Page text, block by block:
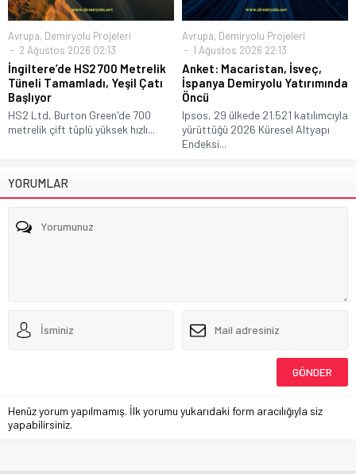
Avrupa, Demiryolu Projeleri
2 Ağustos 2026 02:13
İngiltere’de HS2 700 Metrelik
Tüneli Tamamladı, Yeşil Çatı
Başlıyor
HS2 Ltd, Burton Green'de 700
metrelik çift tüplü yüksek hızlı...
Avrupa, Demiryolu Projeleri
1 Ağustos 2026 22:13
Anket: Macaristan, İsveç,
İspanya Demiryolu Yatırımında
Öncü
Ipsos, 29 ülkede 21.521 katılımcıyla
yürüttüğü 2026 Küresel Altyapı
Endeksi...
YORUMLAR
Henüz yorum yapılmamış. İlk yorumu yukarıdaki form aracılığıyla siz
yapabilirsiniz.